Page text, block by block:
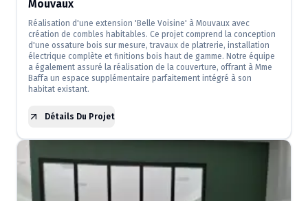
Mouvaux
Réalisation d'une extension 'Belle Voisine' à Mouvaux avec
création de combles habitables. Ce projet comprend la conception
d'une ossature bois sur mesure, travaux de platrerie, installation
électrique complète et finitions bois haut de gamme. Notre équipe
a également assuré la réalisation de la couverture, offrant à Mme
Baffa un espace supplémentaire parfaitement intégré à son
habitat existant.
Détails Du Projet